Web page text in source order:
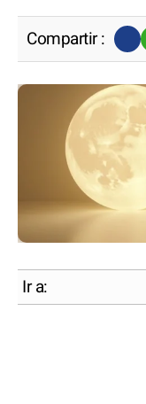
Compartir :
Ir a: